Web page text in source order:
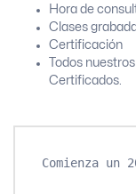
Hora de
Clases
Certificación
Todos
Certificados.
Comienza un